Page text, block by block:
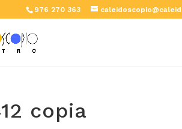
976 270 363
copia